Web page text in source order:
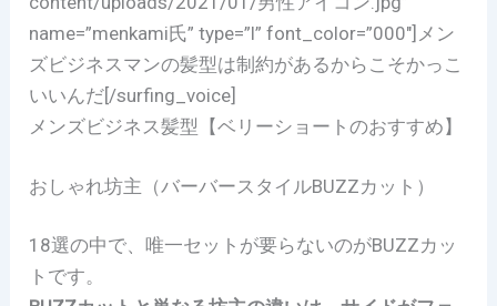
name=”menkami氏” type=”l” font_color=”000″]メン
ズビジネスマンの髪型は制約があるからこそかっこ
いいんだ[/surfing_voice]
メンズビジネス髪型【ベリーショートのおすすめ】
おしゃれ坊主（バーバースタイルBUZZカット）
18選の中で、唯一セットが要らないのがBUZZカッ
トです。